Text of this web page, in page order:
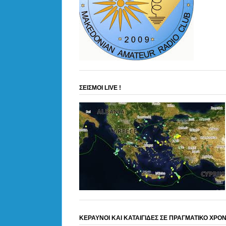
ΣΕΙΣΜΟΙ LIVE !
ΚΕΡΑΥΝΟΙ ΚΑΙ ΚΑΤΑΙΓΙΔΕΣ ΣΕ ΠΡΑΓΜΑΤΙΚΟ